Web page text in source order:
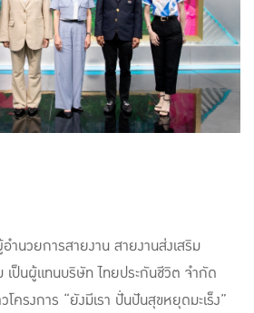
วยการสายงาน สายงานส่งเสริม
ป็นผู้แทนบริษัท ไทยประกันชีวิต จำกัด
ครงการ “ยังมีเรา ปั่นปันสุขหยุดมะเร็ง”